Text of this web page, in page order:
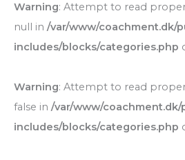
Warning: Attempt to read
null in /var/www/coachment.dk/
includes/blocks/categories.php
Warning: Attempt to read
false in /var/www/
includes/blocks/categories.php